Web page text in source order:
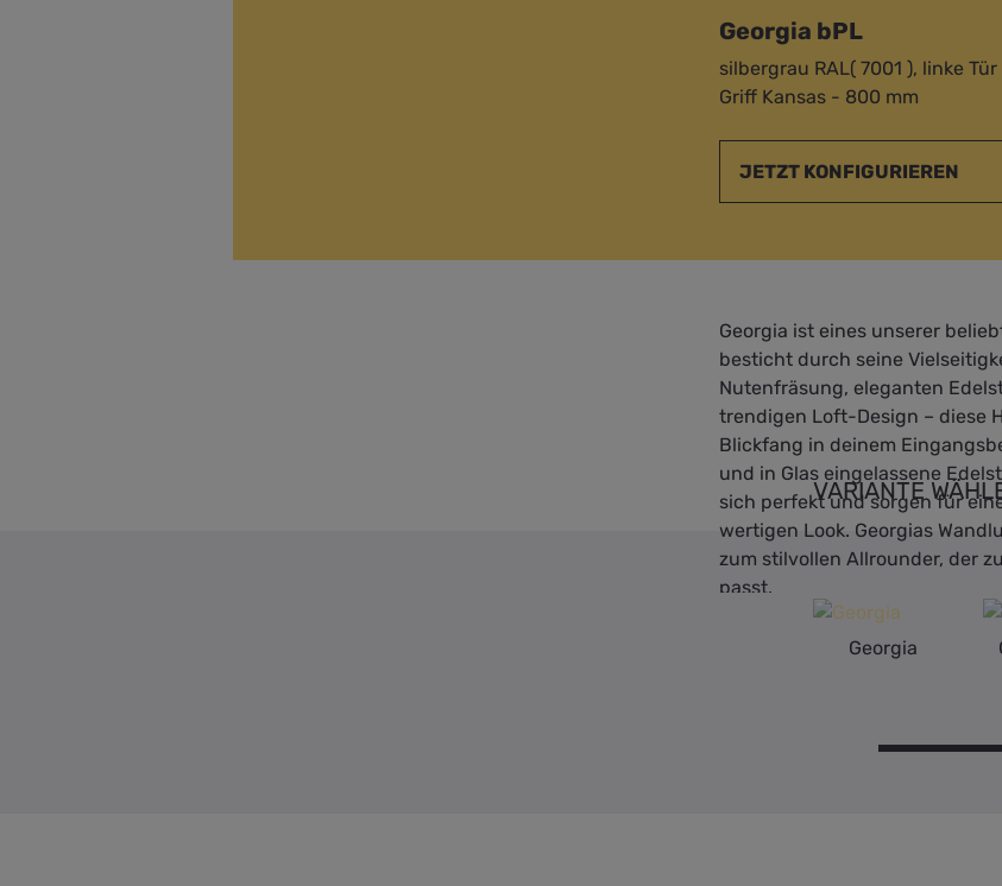
Georgia bPL
silbergrau RAL( 7001 ), linke Tür
Griff Kansas - 800 mm
JETZT KONFIGURIEREN
Georgia ist eines unserer
besticht durch seine
Nutenfräsung, eleganten
trendigen Loft-Design – diese
Blickfang in deinem
und in Glas eingelassene
sich perfekt und sorgen für
wertigen Look. Georgias
zum stilvollen Allrounder, der
passt.
VARIANTE
Georgia